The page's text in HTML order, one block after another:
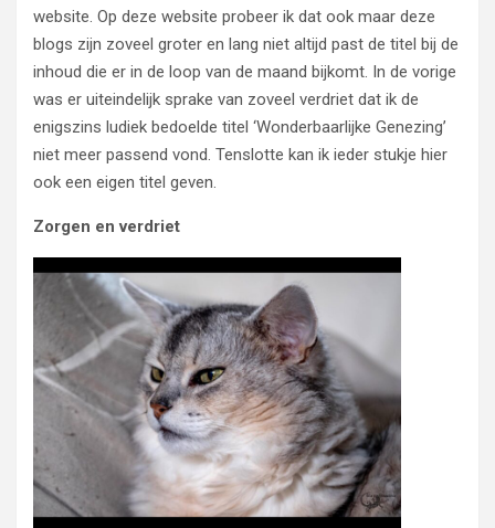
website. Op deze website probeer ik dat ook maar deze
blogs zijn zoveel groter en lang niet altijd past de titel bij de
inhoud die er in de loop van de maand bijkomt. In de vorige
was er uiteindelijk sprake van zoveel verdriet dat ik de
enigszins ludiek bedoelde titel ‘Wonderbaarlijke Genezing’
niet meer passend vond. Tenslotte kan ik ieder stukje hier
ook een eigen titel geven.
Zorgen en verdriet